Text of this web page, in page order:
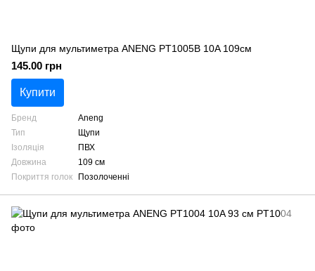
Щупи для мультиметра ANENG PT1005B 10A 109см
145.00 грн
Купити
Бренд
Aneng
Тип
Щупи
Ізоляція
ПВХ
Довжина
109 см
Покриття голок
Позолоченні